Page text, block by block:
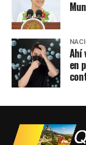
Ahí
en